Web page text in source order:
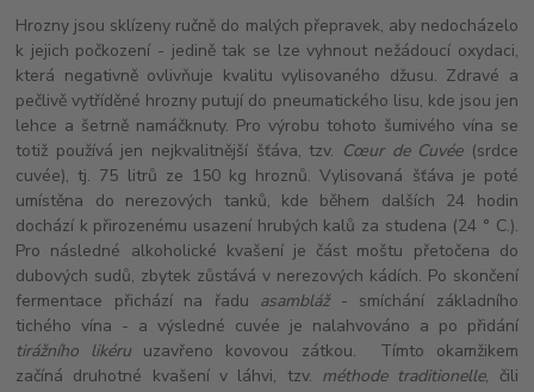
Hrozny jsou sklízeny ručně do malých přepravek, aby nedocházelo
k jejich počkození - jedině tak se lze vyhnout nežádoucí oxydaci,
která negativně ovlivňuje kvalitu vylisovaného džusu. Zdravé a
pečlivě vytříděné hrozny putují do pneumatického lisu, kde jsou jen
lehce a šetrně namáčknuty. Pro výrobu tohoto šumivého vína se
totiž používá jen nejkvalitnější šťáva, tzv. Cœur de Cuvée(srdce
cuvée), tj. 75 litrů ze 150 kg hroznů. Vylisovaná šťáva je poté
umístěna do nerezových tanků, kde během dalších 24 hodin
dochází k přirozenému usazení hrubých kalů za studena (24 ° C.).
Pro následné alkoholické kvašení je část moštu přetočena do
dubových sudů, zbytek zůstává v nerezových kádích. Po skončení
fermentace přichází na řadu asambláž- smíchání základního
tichého vína - a výsledné cuvée je nalahvováno a po přidání
tirážního likéru uzavřeno kovovou zátkou. Tímto okamžikem
začíná druhotné kvašení v láhvi, tzv. méthode traditionelle, čili